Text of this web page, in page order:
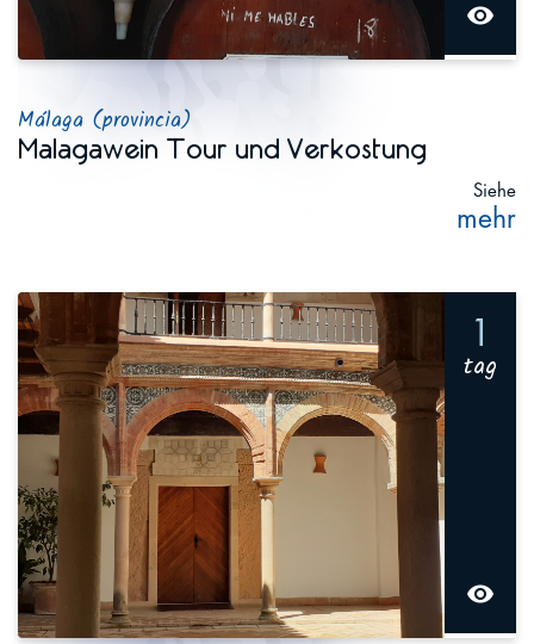
visibility
Málaga (provincia)
Malagawein Tour und Verkostung
Siehe
mehr
1
tag
visibility